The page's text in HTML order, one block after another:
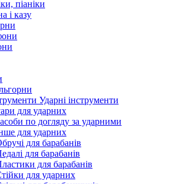
піаніки
і казу
Ударні інструменти
для ударних
по догляду за ударними
для ударних
для барабанів
для барабанів
для барабанів
для ударних